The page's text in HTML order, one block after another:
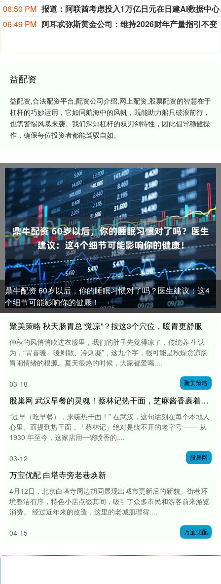
06:50 PM 报道：阿联酋考虑投入1万亿日元在日建AI数据中心
06:49 PM
益配资
益配资,合法配资平台,配资公司介绍,网上配资,股票配资的智慧在于
杠杆的巧妙运用，它如同航海中的风帆，既能助力船只破浪前行，
也需警惕风暴来袭。我们深知杠杆的双刃剑特性，因此倡导稳健操
作，确保每位投资者都能驾驭自如。
鼎牛配资 60岁以后，你的睡眠习惯对了吗？医生建议：这4
个细节可能影响你的健康！
聚美策略 秋天肠胃总“觉凉”？按这3个穴位，暖胃更舒服
仲秋的风悄悄吹进衣服里，我们的肚子先觉得凉了，传统养 生认
为，“胃喜暖、暖则散、冷则凝”，这九个字，很可能是秋燥贪凉肠
胃闹情绪的根源。夏天很热的时候，大家都爱喝....
03-18 聚美策略
股巢网 武汉早餐的灵魂！蔡林记热干面，芝麻酱香裹着老汉口味
“过早（吃早餐），来碗热干面！” 在武汉，这句话刻在每个本地人
心里。而提到热干面，「蔡林记」绝对是绕不开的老字号 —— 从
1930 年至今，这家店用一碗喷香的....
03-12 股巢网
万宝优配 白塔寺旁老巷焕新
4月12日，北京白塔寺周边胡同展现出城市更新后的新貌。街巷环
境整洁有序，特色小店点缀其间，吸引了众多市民和游客前来游览
消费。 经过近年来的改造，这里的老城肌理得....
04-15 万宝优配